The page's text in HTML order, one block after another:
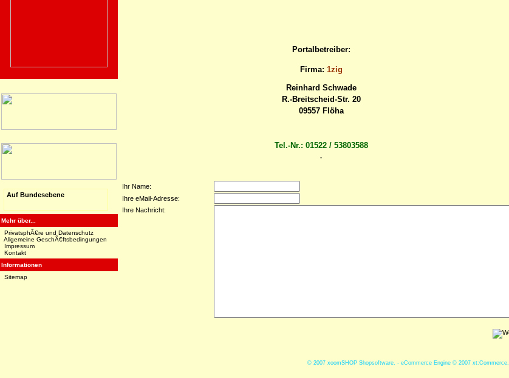
Auf Bundesebene
Mehr über...
PrivatsphÃ€re und Datenschutz
Allgemeine GeschÃ€ftsbedingungen
Impressum
Kontakt
Informationen
Sitemap
Portalbetreiber:
Firma: 1zig
Reinhard Schwade
R.-Breitscheid-Str. 20
09557 Flöha
Tel.-Nr.: 01522 / 53803588
.
Ihr Name:
Ihre eMail-Adresse:
Ihre Nachricht:
© 2007 xoomSHOP Shopsoftware. - eCommerce Engine © 2007 xt:Commerce.